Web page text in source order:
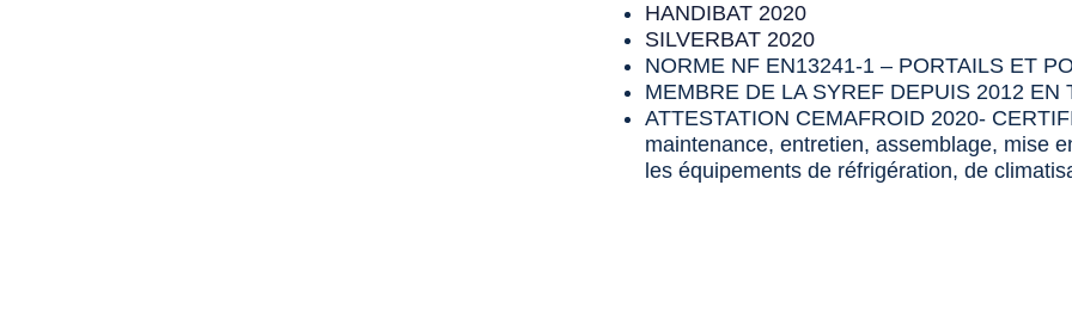
HANDIBAT 2020
SILVERBAT 2020
NORME NF EN13241-1 – PORTAILS ET
MEMBRE DE LA SYREF DEPUIS 2012
ATTESTATION CEMAFROID 2020-
maintenance, entretien, assemblage, mise
les équipements de réfrigération, de